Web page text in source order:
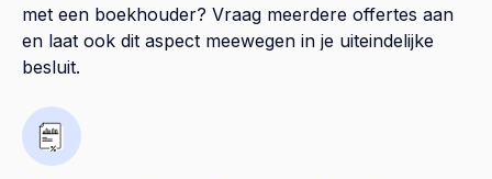
met een boekhouder? Vraag meerdere offertes aan
en laat ook dit aspect meewegen in je uiteindelijke
besluit.